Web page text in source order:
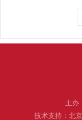
主办
技术支持：北